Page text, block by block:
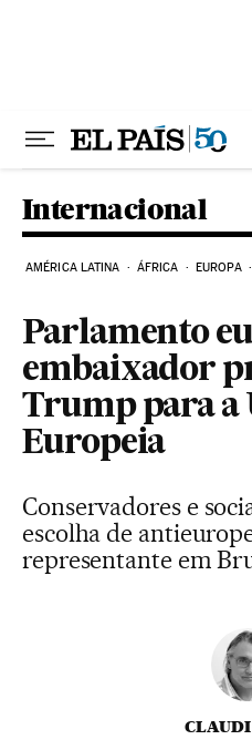
Internacional
AMÉRICA LATINA ÁFRICA EUROPA
Parlamento
embaixador
Trump para a
Europeia
Conservadores e
escolha de
representante em